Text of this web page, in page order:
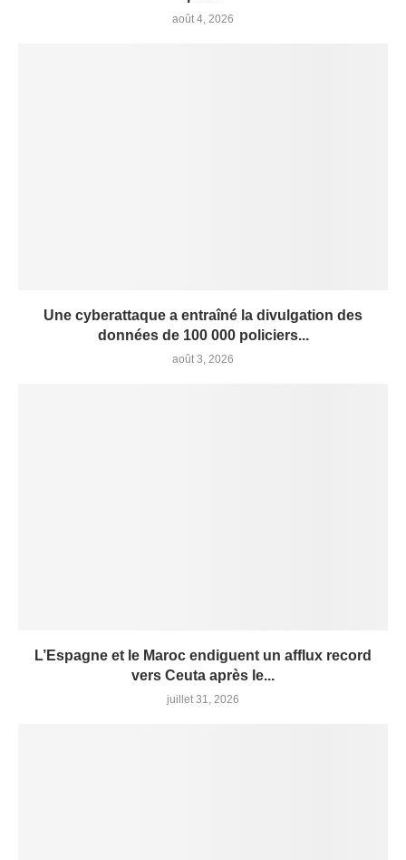
août 4, 2026
Une cyberattaque a entraîné la divulgation des
données de 100 000 policiers...
août 3, 2026
L’Espagne et le Maroc endiguent un afflux record
vers Ceuta après le...
juillet 31, 2026